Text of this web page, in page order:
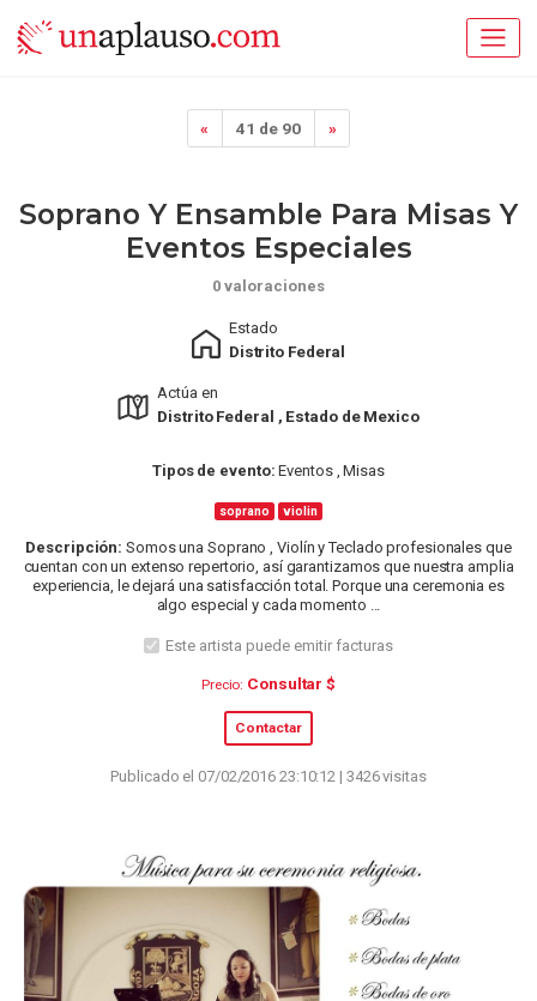
« 41 de 90 »
Soprano Y Ensamble Para Misas Y
Eventos Especiales
0 valoraciones
Estado
Distrito Federal
Actúa en
Distrito Federal , Estado de Mexico
Tipos de evento: Eventos , Misas
soprano violin
Descripción: Somos una Soprano , Violín y Teclado profesionales que
cuentan con un extenso repertorio, así garantizamos que nuestra amplia
experiencia, le dejará una satisfacción total. Porque una ceremonia es
algo especial y cada momento ...
Este artista puede emitir facturas
Precio: Consultar $
Contactar
Publicado el 07/02/2016 23:10:12 | 3426 visitas